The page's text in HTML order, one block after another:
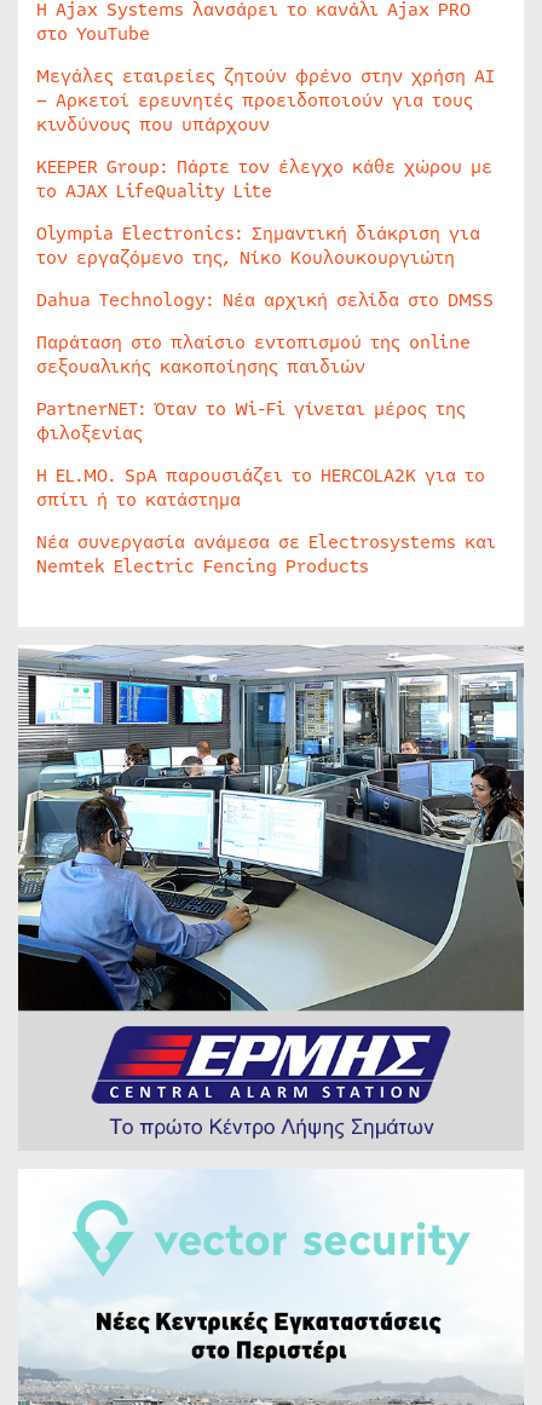
Η Ajax Systems λανσάρει το κανάλι Ajax PRO
στο YouTube
Μεγάλες εταιρείες ζητούν φρένο στην χρήση AI
– Αρκετοί ερευνητές προειδοποιούν για τους
κινδύνους που υπάρχουν
KEEPER Group: Πάρτε τον έλεγχο κάθε χώρου με
το AJAX LifeQuality Lite
Olympia Electronics: Σημαντική διάκριση για
τον εργαζόμενο της, Νίκο Κουλουκουργιώτη
Dahua Technology: Νέα αρχική σελίδα στο DMSS
Παράταση στο πλαίσιο εντοπισμού της online
σεξουαλικής κακοποίησης παιδιών
PartnerNET: Όταν το Wi-Fi γίνεται μέρος της
φιλοξενίας
Η EL.MO. SpA παρουσιάζει το HERCOLA2K για το
σπίτι ή το κατάστημα
Νέα συνεργασία ανάμεσα σε Electrosystems και
Nemtek Electric Fencing Products